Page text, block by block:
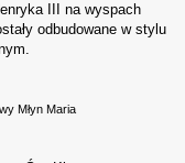
III na wyspach
odbudowane w stylu
Młyn Maria